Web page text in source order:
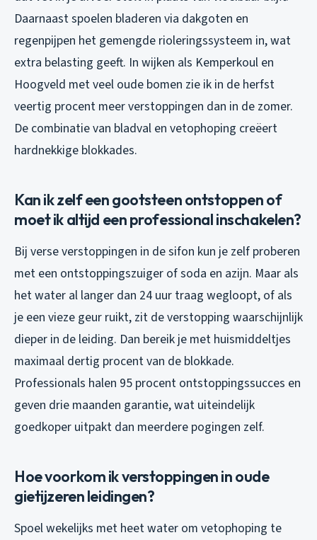
Daarnaast spoelen bladeren via dakgoten en
regenpijpen het gemengde rioleringssysteem in, wat
extra belasting geeft. In wijken als Kemperkoul en
Hoogveld met veel oude bomen zie ik in de herfst
veertig procent meer verstoppingen dan in de zomer.
De combinatie van bladval en vetophoping creëert
hardnekkige blokkades.
Kan ik zelf een gootsteen ontstoppen of
moet ik altijd een professional inschakelen?
Bij verse verstoppingen in de sifon kun je zelf proberen
met een ontstoppingszuiger of soda en azijn. Maar als
het water al langer dan 24 uur traag wegloopt, of als
je een vieze geur ruikt, zit de verstopping waarschijnlijk
dieper in de leiding. Dan bereik je met huismiddeltjes
maximaal dertig procent van de blokkade.
Professionals halen 95 procent ontstoppingssucces en
geven drie maanden garantie, wat uiteindelijk
goedkoper uitpakt dan meerdere pogingen zelf.
Hoe voorkom ik verstoppingen in oude
gietijzeren leidingen?
Spoel wekelijks met heet water om vetophoping te